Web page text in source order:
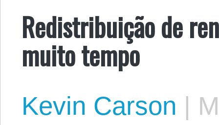
Redistribuição de
muito tempo
Kevin Carson |